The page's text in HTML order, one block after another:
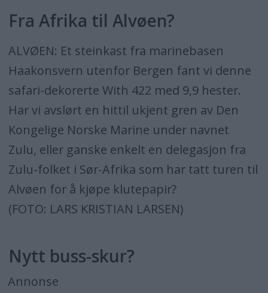
Fra Afrika til Alvøen?
ALVØEN: Et steinkast fra marinebasen
Haakonsvern utenfor Bergen fant vi denne
safari-dekorerte With 422 med 9,9 hester.
Har vi avslørt en hittil ukjent gren av Den
Kongelige Norske Marine under navnet
Zulu, eller ganske enkelt en delegasjon fra
Zulu-folket i Sør-Afrika som har tatt turen til
Alvøen for å kjøpe klutepapir?
(FOTO: LARS KRISTIAN LARSEN)
Nytt buss-skur?
Annonse